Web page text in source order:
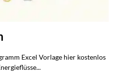
Excel Vorlage hier kostenlos